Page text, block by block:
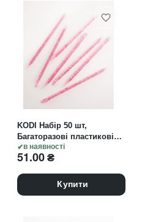
в наявності
KODI Набір 50 шт,
Багаторазові пластикові
палички для кутикули,
рожевий колір
51.00₴
Купити